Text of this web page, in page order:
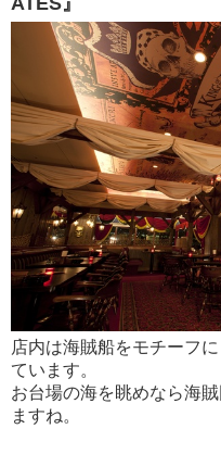
店内は海賊船をモチーフ
ています。
お台場の海を眺めなら海
ますね。